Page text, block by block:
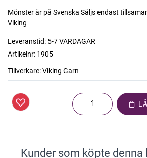
Mönster är på Svenska Säljs endast
Viking
Leveranstid: 5-7 VARDAGAR
Artikelnr: 1905
Tillverkare:Viking Garn
Kunder som köpte